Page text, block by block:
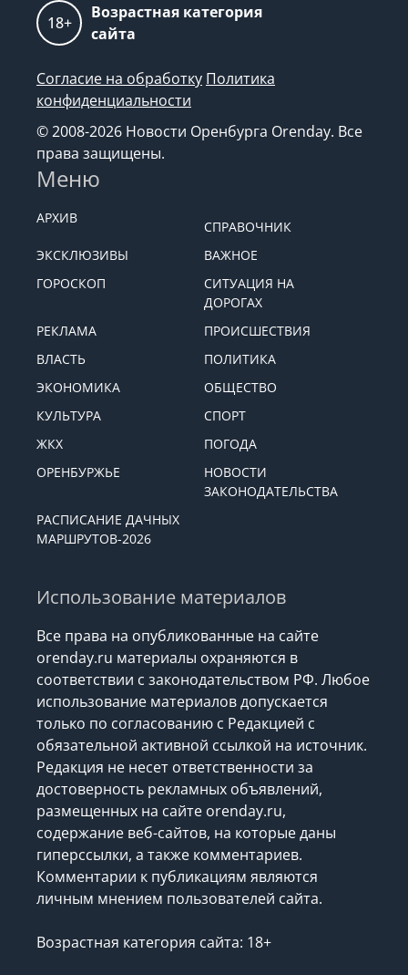
18+
Возрастная категория
сайта
Согласие на обработку Политика
конфиденциальности
© 2008-2026 Новости Оренбурга Orenday. Все
права защищены.
Меню
АРХИВ
СПРАВОЧНИК
ЭКСКЛЮЗИВЫ
ВАЖНОЕ
ГОРОСКОП
СИТУАЦИЯ НА
ДОРОГАХ
РЕКЛАМА
ПРОИСШЕСТВИЯ
ВЛАСТЬ
ПОЛИТИКА
ЭКОНОМИКА
ОБЩЕСТВО
КУЛЬТУРА
СПОРТ
ЖКХ
ПОГОДА
ОРЕНБУРЖЬЕ
НОВОСТИ
ЗАКОНОДАТЕЛЬСТВА
РАСПИСАНИЕ ДАЧНЫХ
МАРШРУТОВ-2026
Использование материалов
Все права на опубликованные на сайте
orenday.ru материалы охраняются в
соответствии с законодательством РФ. Любое
использование материалов допускается
только по согласованию с Редакцией с
обязательной активной ссылкой на источник.
Редакция не несет ответственности за
достоверность рекламных объявлений,
размещенных на сайте orenday.ru,
содержание веб-сайтов, на которые даны
гиперссылки, а также комментариев.
Комментарии к публикациям являются
личным мнением пользователей сайта.
Возрастная категория сайта: 18+